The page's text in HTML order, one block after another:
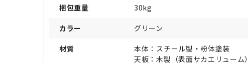
梱包重量 30kg
カラー グリーン
材質
本体：スチール製・粉体塗装
天板：木製（表面サカエリューム）